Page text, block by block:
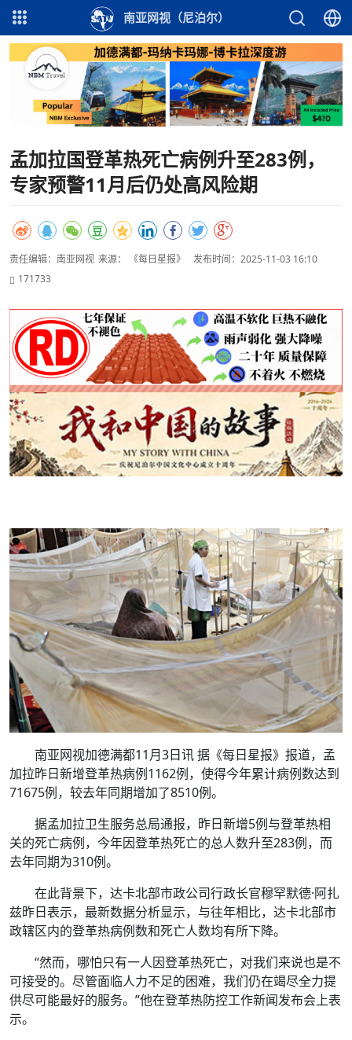
南亚网视（尼泊尔）
孟加拉国登革热死亡病例升至283例，
专家预警11月后仍处高风险期
责任编辑：南亚网视 来源： 《每日星报》
发布时间：2025-11-03 16:10
171733
南亚网视加德满都11月3日讯 据《每日星报》报道，孟
加拉昨日新增登革热病例1162例，使得今年累计病例数达到
71675例，较去年同期增加了8510例。
据孟加拉卫生服务总局通报，昨日新增5例与登革热相
关的死亡病例，今年因登革热死亡的总人数升至283例，而
去年同期为310例。
在此背景下，达卡北部市政公司行政长官穆罕默德·阿扎
兹昨日表示，最新数据分析显示，与往年相比，达卡北部市
政辖区内的登革热病例数和死亡人数均有所下降。
“然而，哪怕只有一人因登革热死亡，对我们来说也是不
可接受的。尽管面临人力不足的困难，我们仍在竭尽全力提
供尽可能最好的服务。”他在登革热防控工作新闻发布会上表
示。